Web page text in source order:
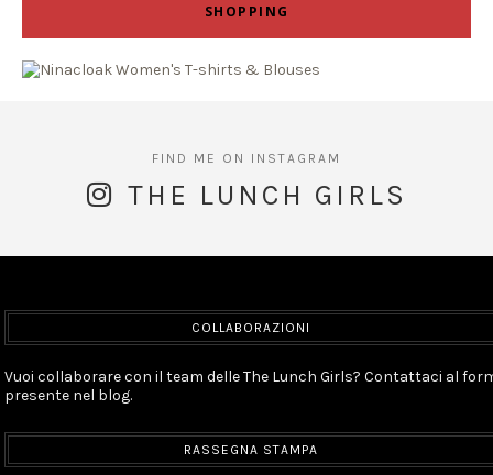
SHOPPING
THE LUNCH GIRLS
COLLABORAZIONI
Vuoi collaborare con il team delle The Lunch Girls? Contattaci al
presente nel blog.
RASSEGNA STAMPA